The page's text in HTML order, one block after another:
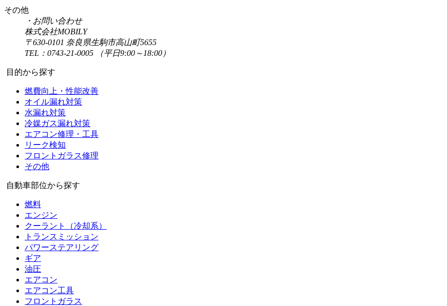
その他
・お問い合わせ
株式会社MOBILY
〒630-0101 奈良県生駒市高山町5655
TEL：0743‐21‐0005 （平日9:00～18:00）
目的から探す
燃費向上・性能改善
オイル漏れ対策
水漏れ対策
冷媒ガス漏れ対策
エアコン修理・工具
リーク検知
フロントガラス修理
その他
自動車部位から探す
燃料
エンジン
クーラント（冷却系）
トランスミッション
パワーステアリング
ギア
油圧
エアコン
エアコン工具
フロントガラス